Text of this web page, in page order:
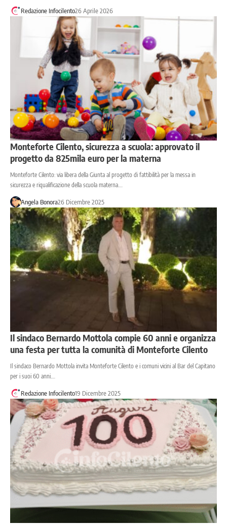
Redazione Infocilento26 Aprile 2026
Monteforte Cilento, sicurezza a scuola: approvato il
progetto da 825mila euro per la materna
Monteforte Cilento: via libera della Giunta al progetto di fattibilità per la messa in
sicurezza e riqualificazione della scuola materna.…
Angela Bonora26 Dicembre 2025
Il sindaco Bernardo Mottola compie 60 anni e organizza
una festa per tutta la comunità di Monteforte Cilento
Il sindaco Bernardo Mottola invita Monteforte Cilento e i comuni vicini al Bar del Capitano
per i suoi 60 anni.…
Redazione Infocilento19 Dicembre 2025